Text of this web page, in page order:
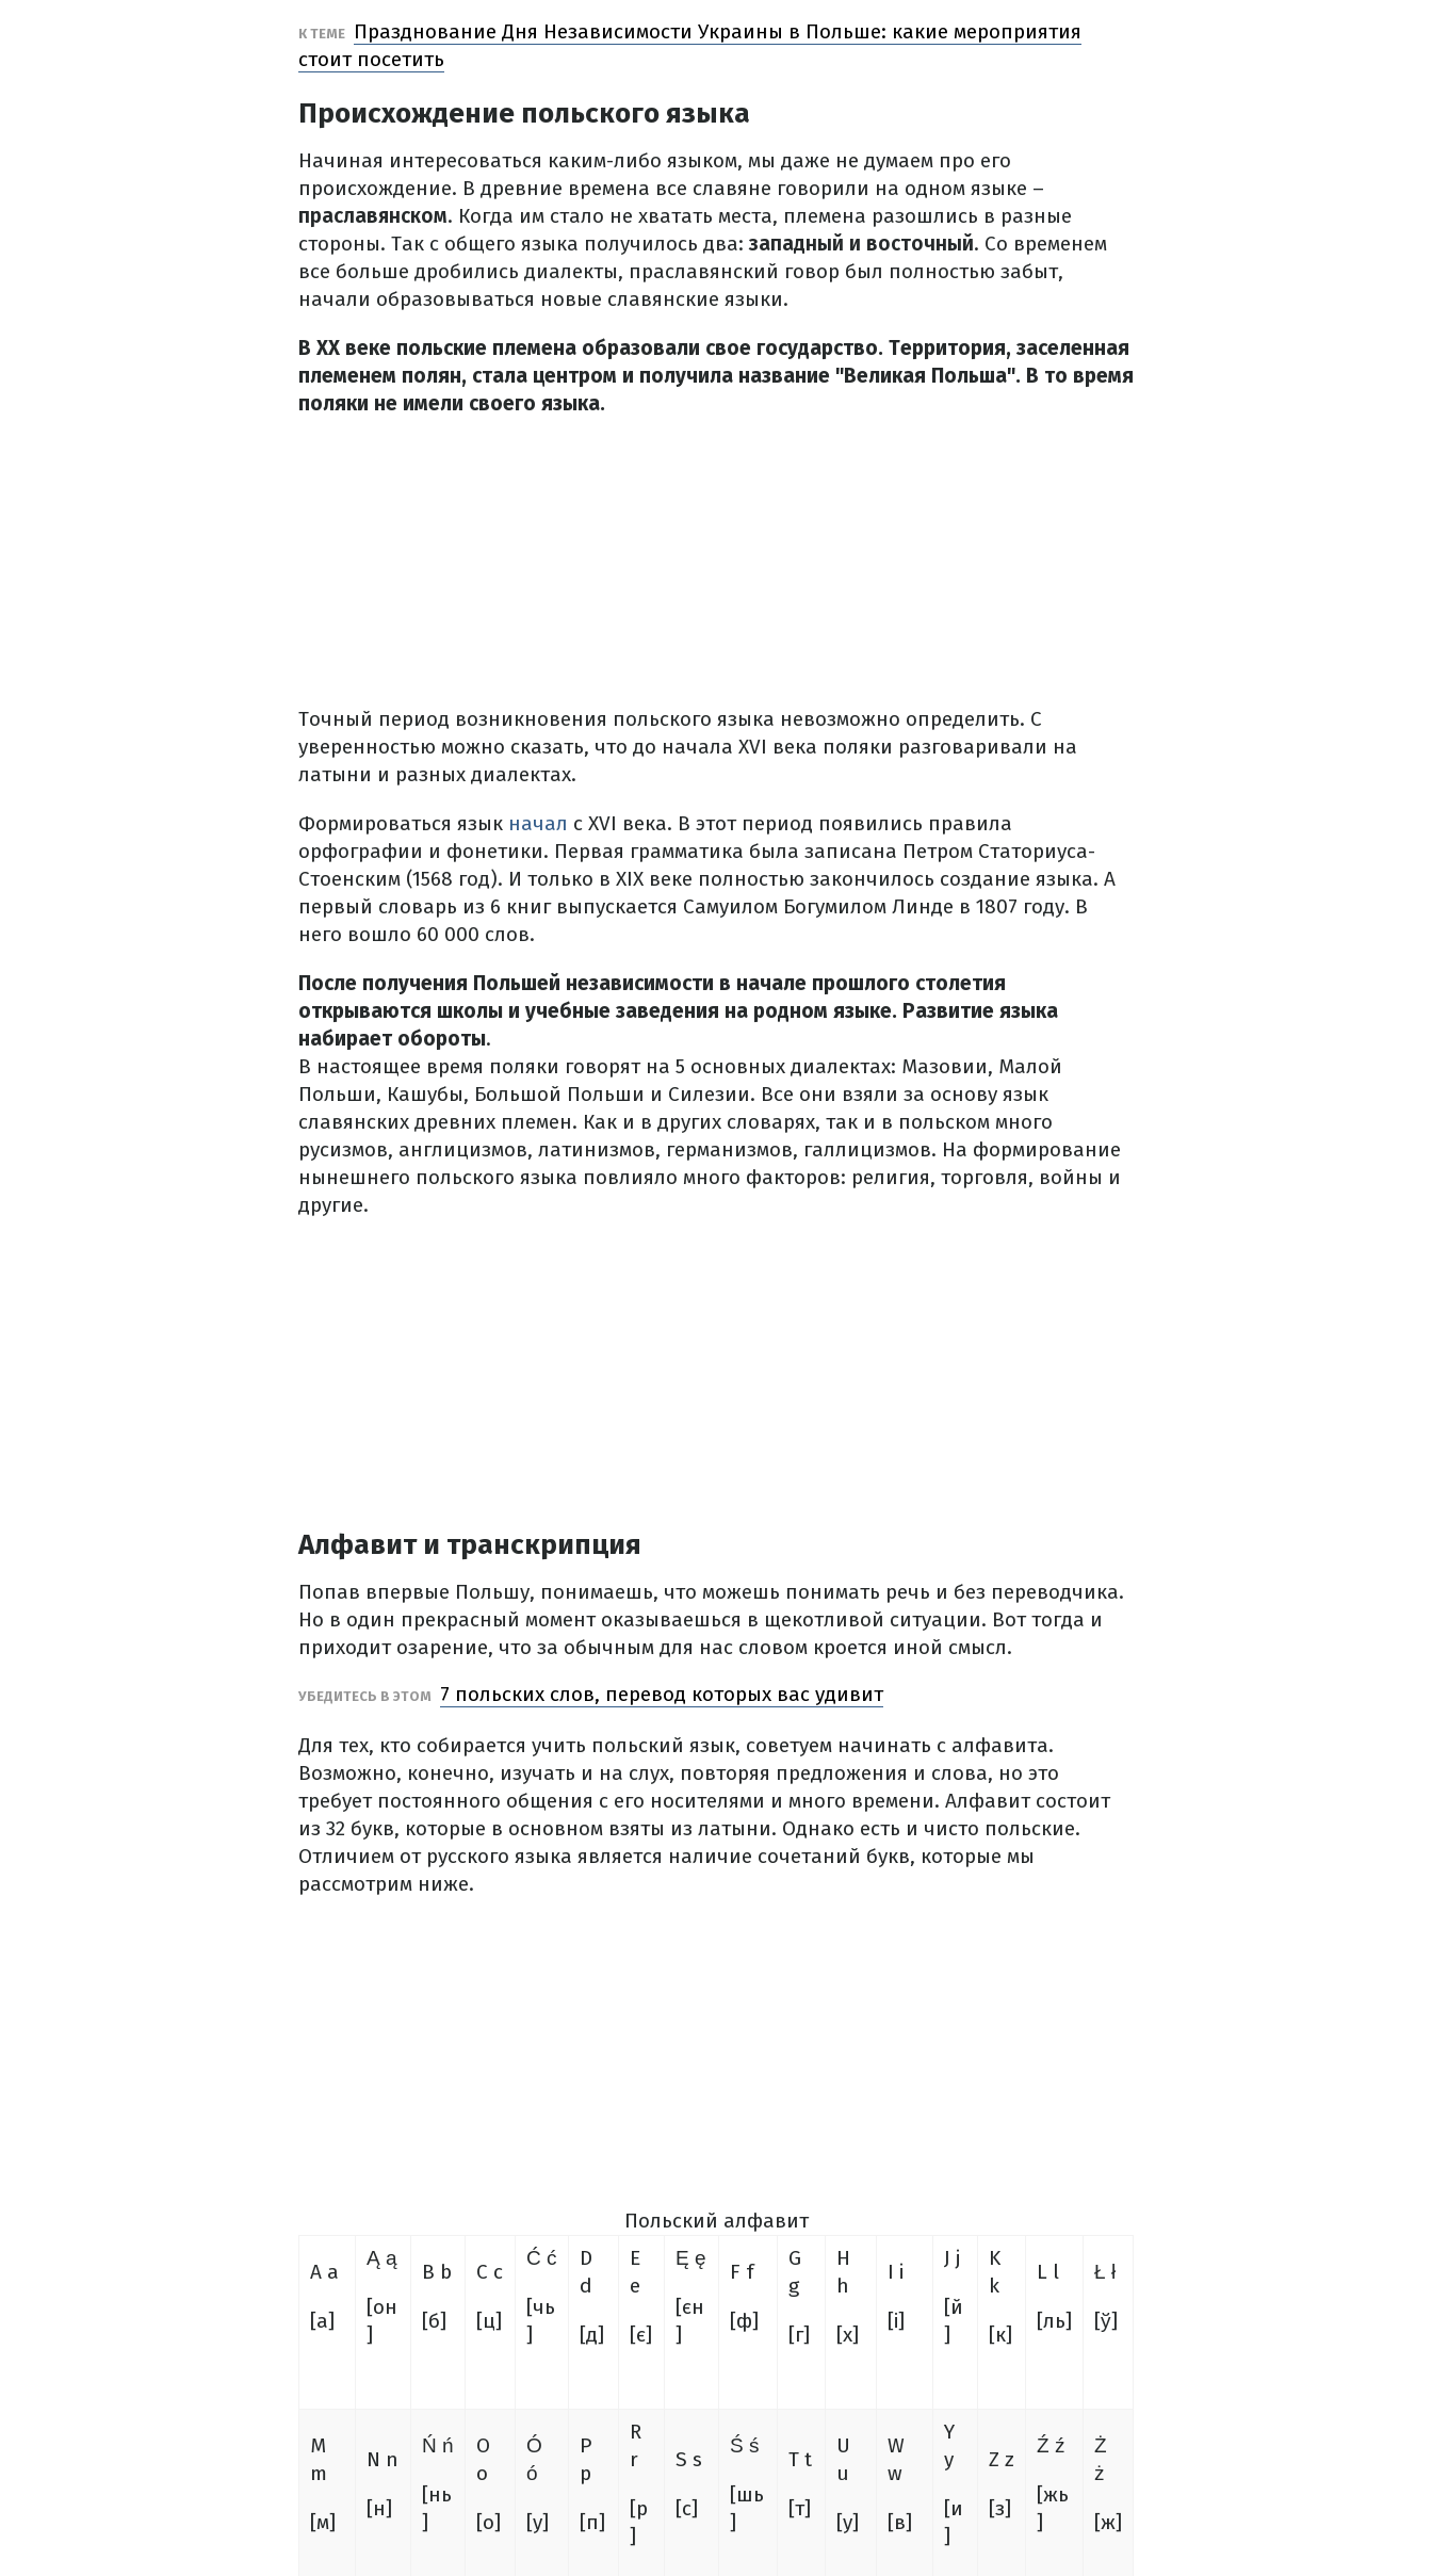
К ТЕМЕ
Празднование Дня Независимости Украины в Польше: какие мероприятия
стоит посетить
Происхождение польского языка
Начиная интересоваться каким-либо языком, мы даже не думаем про его
происхождение. В древние времена все славяне говорили на одном языке –
праславянском. Когда им стало не хватать места, племена разошлись в разные
стороны. Так с общего языка получилось два:западный и восточный. Со временем
все больше дробились диалекты, праславянский говор был полностью забыт,
начали образовываться новые славянские языки.
В ХХ веке польские племена образовали свое государство. Территория, заселенная
племенем полян, стала центром и получила название "Великая Польша". В то время
поляки не имели своего языка.
Точный период возникновения польского языка невозможно определить. С
уверенностью можно сказать, что до начала ХVI века поляки разговаривали на
латыни и разных диалектах.
Формироваться язык начал с ХVI века. В этот период появились правила
орфографии и фонетики. Первая грамматика была записана Петром Статориуса-
Стоенским (1568 год). И только в XIX веке полностью закончилось создание языка. А
первый словарь из 6 книг выпускается Самуилом Богумилом Линде в 1807 году. В
него вошло 60 000 слов.
После получения Польшей независимости в начале прошлого столетия
открываются школы и учебные заведения на родном языке. Развитие языка
набирает обороты.
В настоящее время поляки говорят на 5 основных диалектах: Мазовии, Малой
Польши, Кашубы, Большой Польши и Силезии. Все они взяли за основу язык
славянских древних племен. Как и в других словарях, так и в польском много
русизмов, англицизмов, латинизмов, германизмов, галлицизмов. На формирование
нынешнего польского языка повлияло много факторов: религия, торговля, войны и
другие.
Алфавит и транскрипция
Попав впервые Польшу, понимаешь, что можешь понимать речь и без переводчика.
Но в один прекрасный момент оказываешься в щекотливой ситуации. Вот тогда и
приходит озарение, что за обычным для нас словом кроется иной смысл.
УБЕДИТЕСЬ В ЭТОМ 7 польских слов, перевод которых вас удивит
Для тех, кто собирается учить польский язык, советуем начинать с алфавита.
Возможно, конечно, изучать и на слух, повторяя предложения и слова, но это
требует постоянного общения с его носителями и много времени. Алфавит состоит
из 32 букв, которые в основном взяты из латыни. Однако есть и чисто польские.
Отличием от русского языка является наличие сочетаний букв, которые мы
рассмотрим ниже.
Польский алфавит
A a
[а]
Ą ą
[он
]
B b
[б]
C c
[ц]
Ć ć
[чь
]
D
d
[д]
E
e
[є]
Ę ę
[єн
]
F f
[ф]
G
g
[г]
H
h
[х]
I i
[і]
J j
[й
]
K
k
[к]
L l
[ль]
Ł ł
[ў]
M
m
[м]
N n
[н]
Ń ń
[нь
]
O
o
[о]
Ó
ó
[у]
P
p
[п]
R
r
[р
]
S s
[с]
Ś ś
[шь
]
T t
[т]
U
u
[у]
W
w
[в]
Y
y
[и
]
Z z
[з]
Ź ź
[жь
]
Ż
ż
[ж]